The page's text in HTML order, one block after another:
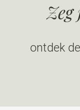
ontdek